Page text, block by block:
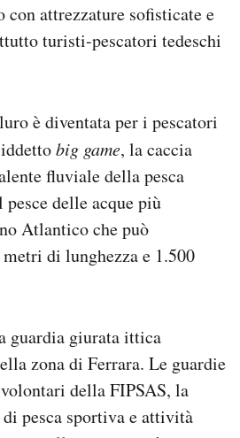
con attrezzature sofisticate e
turisti-pescatori tedeschi
è diventata per i pescatori
big game, la caccia
fluviale della pesca
delle acque più
Atlantico che può
di lunghezza e 1.500
guardia giurata ittica
zona di Ferrara. Le guardie
della FIPSAS, la
pesca sportiva e attività